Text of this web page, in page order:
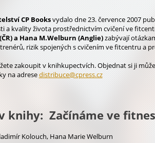
CP Booksvydalo dne 23. července 2007
a kvality života prostřednictvím cvičení ve
a Hana M.Welburn (Anglie)zabývají
rizik spojených s cvičením ve fitcentru a
zakoupit v knihkupectvích. Objednat si ji
na adresedistribuce@cpress.cz
knihy: Začínáme ve
Kolouch, Hana Marie Welburn